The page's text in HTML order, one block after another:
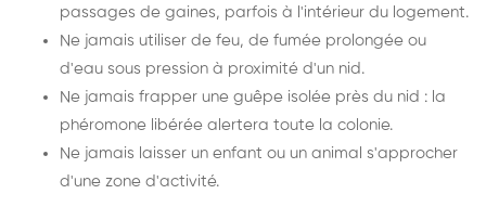
passages de gaines, parfois à l'intérieur du logement.
Ne jamais utiliser de feu, de fumée prolongée ou
d'eau sous pression à proximité d'un nid.
Ne jamais frapper une guêpe isolée près du nid : la
phéromone libérée alertera toute la colonie.
Ne jamais laisser un enfant ou un animal s'approcher
d'une zone d'activité.